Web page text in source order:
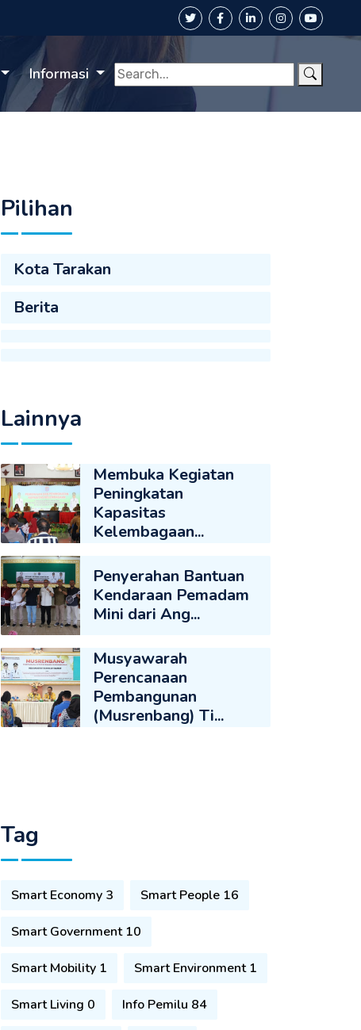
Informasi
Pilihan
Kota Tarakan
Berita
Lainnya
Membuka Kegiatan
Peningkatan
Kapasitas
Kelembagaan...
Penyerahan Bantuan
Kendaraan Pemadam
Mini dari Ang...
Musyawarah
Perencanaan
Pembangunan
(Musrenbang) Ti...
Tag
Smart Economy 3 Smart People 16
Smart Government 10
Smart Mobility 1 Smart Environment 1
Smart Living 0 Info Pemilu 84